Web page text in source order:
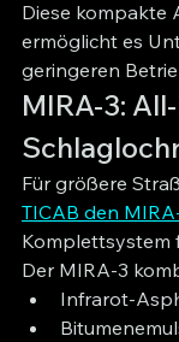
Diese kompakte
ermöglicht es
geringeren
MIRA-3:
Für größere
TICAB den
Komplettsystem
Der MIRA-3
Infrarot-